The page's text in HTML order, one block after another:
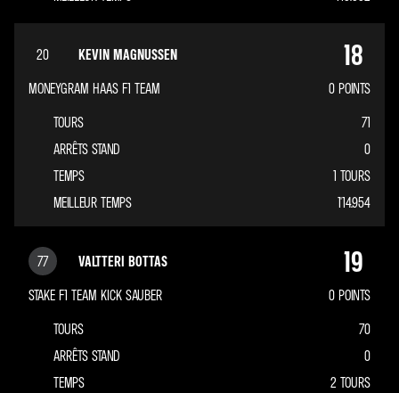
18
20
KEVIN MAGNUSSEN
MONEYGRAM HAAS F1 TEAM
71
1 TOURS
0
1'14.954
0 POINTS
TOURS
ARRÊTS STAND
TEMPS
MEILLEUR TEMPS
19
77
VALTTERI BOTTAS
STAKE F1 TEAM KICK SAUBER
70
2 TOURS
0
0 POINTS
TOURS
ARRÊTS STAND
TEMPS